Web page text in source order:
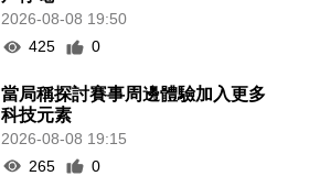
2026-08-08 19:50
425
0
當局稱探討賽事周邊體驗加入更多
科技元素
2026-08-08 19:15
265
0